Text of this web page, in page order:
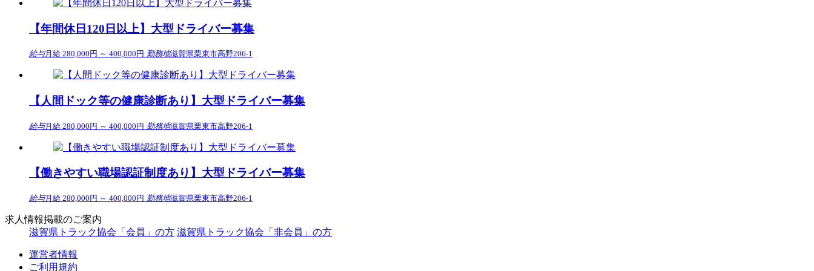
【年間休日120日以上】大型ドライバー募集
給与月給 280,000円 ～ 400,000円 勤務地滋賀県栗東市高野206-1
【人間ドック等の健康診断あり】大型ドライバー募集
給与月給 280,000円 ～ 400,000円 勤務地滋賀県栗東市高野206-1
【働きやすい職場認証制度あり】大型ドライバー募集
給与月給 280,000円 ～ 400,000円 勤務地滋賀県栗東市高野206-1
求人情報掲載のご案内
滋賀県トラック協会「会員」の方 滋賀県トラック協会「非会員」の方
運営者情報
ご利用規約